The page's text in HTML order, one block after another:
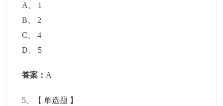
A
1
B
2
C 、4
D
5
答案： A
5 、【单选题 】